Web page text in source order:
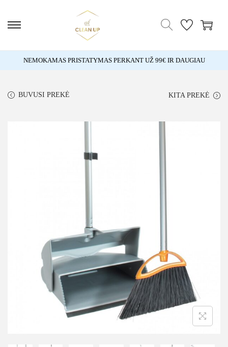
NEMOKAMAS PRISTATYMAS PERKANT UŽ 99€ IR DAUGIAU
BUVUSI PREKĖ KITA PREKĖ